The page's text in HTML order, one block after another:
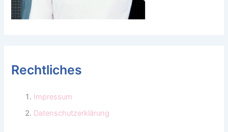
Rechtliches
Impressum
Datenschutzerklärung